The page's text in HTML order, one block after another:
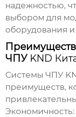
надежностью,
выбором для
оборудования
ЧПУ KND
Системы ЧПУ
преимуществ,
Экономичность: